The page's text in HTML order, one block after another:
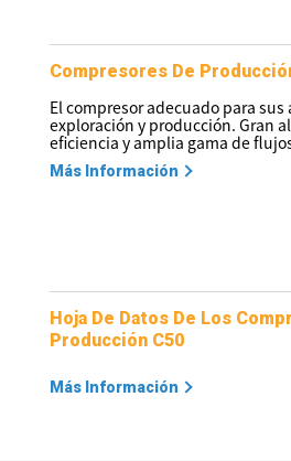
Compresores De
El compresor adecuado para
exploración y producción. Gran
eficiencia y amplia gama de
Más Información
Hoja De Datos De Los
Producción C50
Más Información